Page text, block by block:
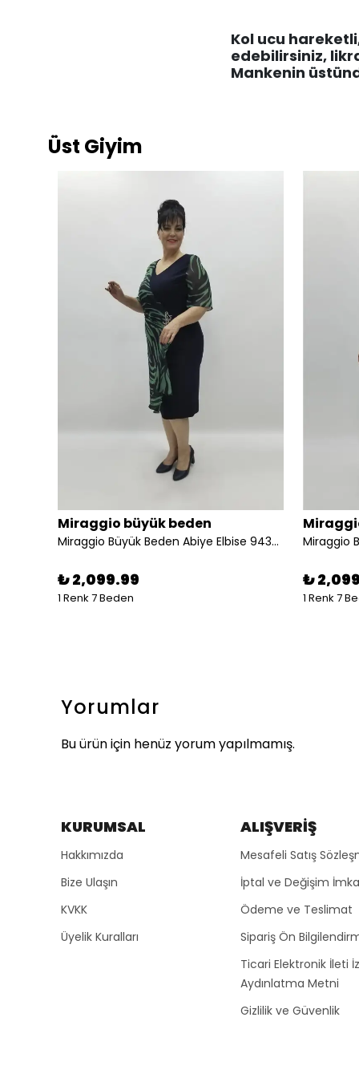
Kol ucu
edebilirsiniz,
Mankenin
Üst Giyim
Miraggio büyük beden
Miraggio Büyük Beden Abiye Elbise 94359 LACİ/YEŞİL
₺ 2,099.99
1 Renk 7 Beden
₺
1 Renk 7
Yorumlar
Bu ürün için henüz yorum yapılmamış.
KURUMSAL
Hakkımızda
Bize Ulaşın
KVKK
Üyelik Kuralları
ALIŞVERİŞ
Mesafeli Satış
İptal ve Değişim
Ödeme ve Teslimat
Sipariş Ön
Ticari Elektronik İleti
Aydınlatma Metni
Gizlilik ve Güvenlik